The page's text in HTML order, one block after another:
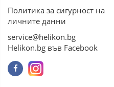
Политика за сигурност на
личните данни
service@helikon.bg
Helikon.bg във Facebook